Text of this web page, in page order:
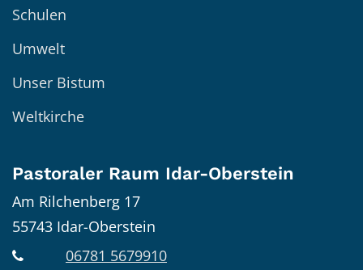
Schulen
Umwelt
Unser Bistum
Weltkirche
Pastoraler Raum Idar-Oberstein
Am Rilchenberg 17
55743 Idar-Oberstein
06781 5679910